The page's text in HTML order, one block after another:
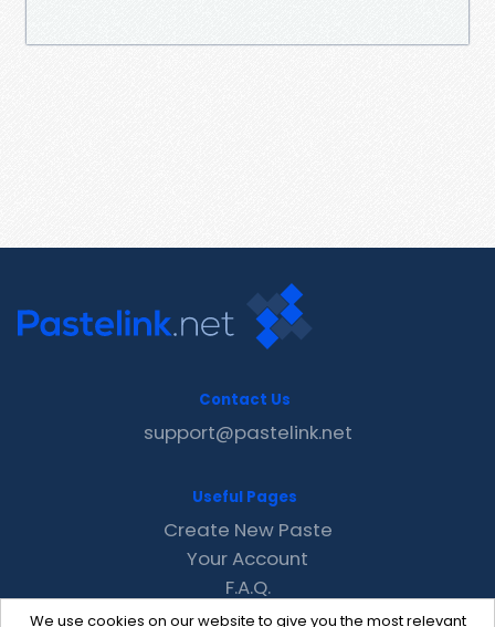
We use cookies on our website to give you the most relevant
Contact Us
support@pastelink.net
Useful Pages
Create New Paste
Your Account
F.A.Q.
Recent